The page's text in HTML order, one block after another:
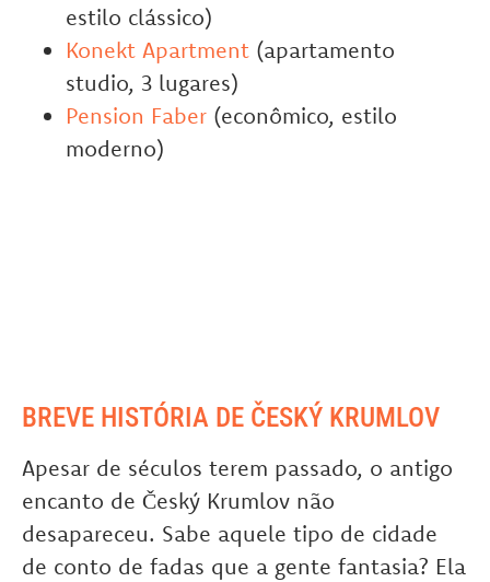
estilo clássico)
Konekt Apartment (apartamento
studio, 3 lugares)
Pension Faber (econômico, estilo
moderno)
BREVE HISTÓRIA DE ČESKÝ KRUMLOV
Apesar de séculos terem passado, o antigo
encanto de Český Krumlov não
desapareceu. Sabe aquele tipo de cidade
de conto de fadas que a gente fantasia? Ela